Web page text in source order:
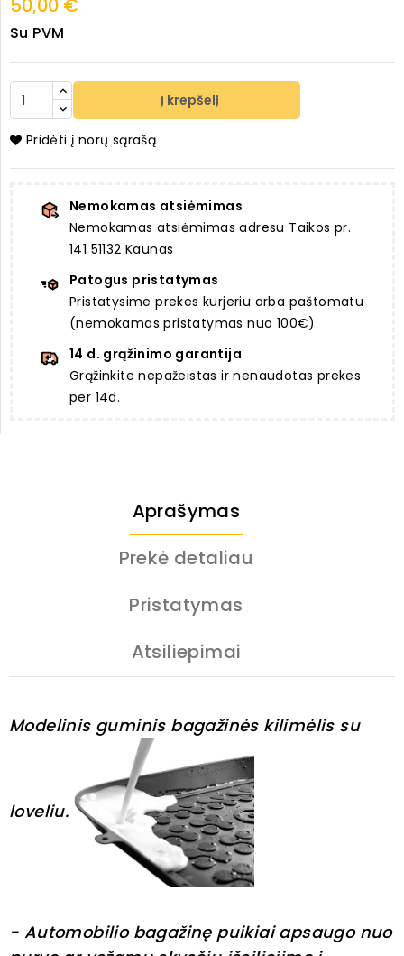
50,00 €
Su PVM
Į krepšelį
Pridėti į norų sąrašą
Nemokamas atsiėmimas
Nemokamas atsiėmimas adresu Taikos pr.
141 51132 Kaunas
Patogus pristatymas
Pristatysime prekes kurjeriu arba paštomatu
(nemokamas pristatymas nuo 100€)
14 d. grąžinimo garantija
Grąžinkite nepažeistas ir nenaudotas prekes
per 14d.
Aprašymas
Prekė detaliau
Pristatymas
Atsiliepimai
Modelinis guminis bagažinės kilimėlis su
loveliu.
- Automobilio bagažinę puikiai apsaugo nuo